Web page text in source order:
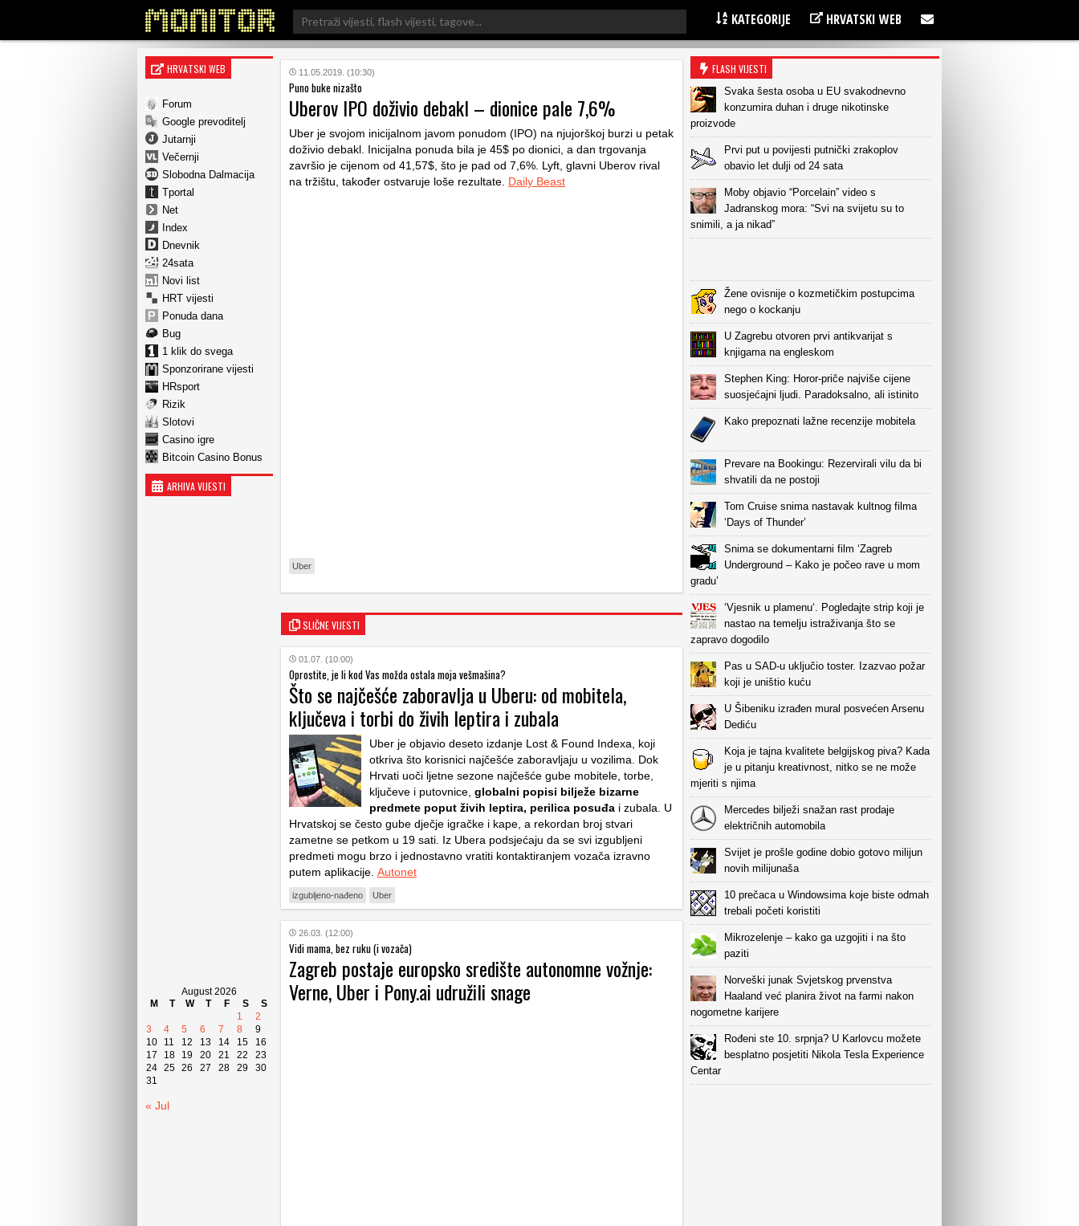
Search
for:
KATEGORIJE HRVATSKI WEB
HRVATSKI WEB
Forum
Google prevoditelj
Jutarnji
Večernji
Slobodna Dalmacija
Tportal
Net
Index
Dnevnik
24sata
Novi list
HRT vijesti
Ponuda dana
Bug
1 klik do svega
Sponzorirane vijesti
HRsport
Rizik
Slotovi
Casino igre
Bitcoin Casino Bonus
ARHIVA VIJESTI
August 2026
M
T W T F S
S
1
2
3
4 5 6 7 8
9
10
11 12 13 14 15
16
17
18 19 20 21 22
23
24 25 26 27 28 29
30
31
« Jul
11.05.2019. (10:30)
Puno buke nizašto
Uberov IPO doživio debakl – dionice pale 7,6%
Uber je svojom inicijalnom javom ponudom (IPO) na njujorškoj burzi u petak
doživio debakl. Inicijalna ponuda bila je 45$ po dionici, a dan trgovanja
završio je cijenom od 41,57$, što je pad od 7,6%. Lyft, glavni Uberov rival
na tržištu, također ostvaruje loše rezultate. Daily Beast
Uber
SLIČNE VIJESTI
01.07. (10:00)
Oprostite, je li kod Vas možda ostala moja vešmašina?
Što se najčešće zaboravlja u Uberu: od mobitela,
ključeva i torbi do živih leptira i zubala
Uber je objavio deseto izdanje Lost & Found Indexa , koji
otkriva što korisnici najčešće zaboravljaju u vozilima. Dok
Hrvati uoči ljetne sezone najčešće gube mobitele, torbe,
ključeve i putovnice, globalni popisi bilježe bizarne
predmete poput živih leptira, perilica posuđa i zubala. U
Hrvatskoj se često gube dječje igračke i kape, a rekordan broj stvari
zametne se petkom u 19 sati. Iz Ubera podsjećaju da se svi izgubljeni
predmeti mogu brzo i jednostavno vratiti kontaktiranjem vozača izravno
putem aplikacije. Autonet
izgubljeno-nađeno Uber
26.03. (12:00)
Vidi mama, bez ruku (i vozača)
Zagreb postaje europsko središte autonomne vožnje:
Verne, Uber i Pony.ai udružili snage
FLASH VIJESTI
Svaka šesta osoba u EU svakodnevno
konzumira duhan i druge nikotinske
proizvode
Prvi put u povijesti putnički zrakoplov
obavio let dulji od 24 sata
Moby objavio “Porcelain” video s
Jadranskog mora: “Svi na svijetu su to
snimili, a ja nikad”
Žene ovisnije o kozmetičkim postupcima
nego o kockanju
U Zagrebu otvoren prvi antikvarijat s
knjigama na engleskom
Stephen King: Horor-priče najviše cijene
suosjećajni ljudi. Paradoksalno, ali istinito
Kako prepoznati lažne recenzije mobitela
Prevare na Bookingu: Rezervirali vilu da bi
shvatili da ne postoji
Tom Cruise snima nastavak kultnog filma
‘Days of Thunder’
Snima se dokumentarni film ‘Zagreb
Underground – Kako je počeo rave u mom
gradu’
‘Vjesnik u plamenu‘. Pogledajte strip koji je
nastao na temelju istraživanja što se
zapravo dogodilo
Pas u SAD-u uključio toster. Izazvao požar
koji je uništio kuću
U Šibeniku izrađen mural posvećen Arsenu
Dediću
Koja je tajna kvalitete belgijskog piva? Kada
je u pitanju kreativnost, nitko se ne može
mjeriti s njima
Mercedes bilježi snažan rast prodaje
električnih automobila
Svijet je prošle godine dobio gotovo milijun
novih milijunaša
10 prečaca u Windowsima koje biste odmah
trebali početi koristiti
Mikrozelenje – kako ga uzgojiti i na što
paziti
Norveški junak Svjetskog prvenstva
Haaland već planira život na farmi nakon
nogometne karijere
Rođeni ste 10. srpnja? U Karlovcu možete
besplatno posjetiti Nikola Tesla Experience
Centar